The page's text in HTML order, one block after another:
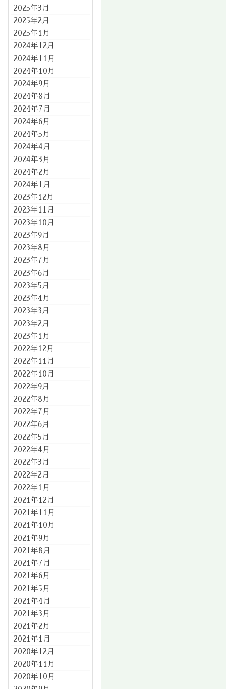
2025年3月
2025年2月
2025年1月
2024年12月
2024年11月
2024年10月
2024年9月
2024年8月
2024年7月
2024年6月
2024年5月
2024年4月
2024年3月
2024年2月
2024年1月
2023年12月
2023年11月
2023年10月
2023年9月
2023年8月
2023年7月
2023年6月
2023年5月
2023年4月
2023年3月
2023年2月
2023年1月
2022年12月
2022年11月
2022年10月
2022年9月
2022年8月
2022年7月
2022年6月
2022年5月
2022年4月
2022年3月
2022年2月
2022年1月
2021年12月
2021年11月
2021年10月
2021年9月
2021年8月
2021年7月
2021年6月
2021年5月
2021年4月
2021年3月
2021年2月
2021年1月
2020年12月
2020年11月
2020年10月